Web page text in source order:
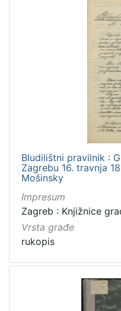
Propisi Gradskog
Digitalizirana
Rukopisi
Bludilištni pravilnik :
Zagrebu 16. travnja
Mošinsky
Impresum
Zagreb : Knjižnice
Vrsta građe
rukopis